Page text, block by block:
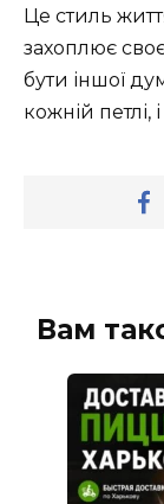
Це стиль
захоплює
бути іншої
кожній петлі,
Вам